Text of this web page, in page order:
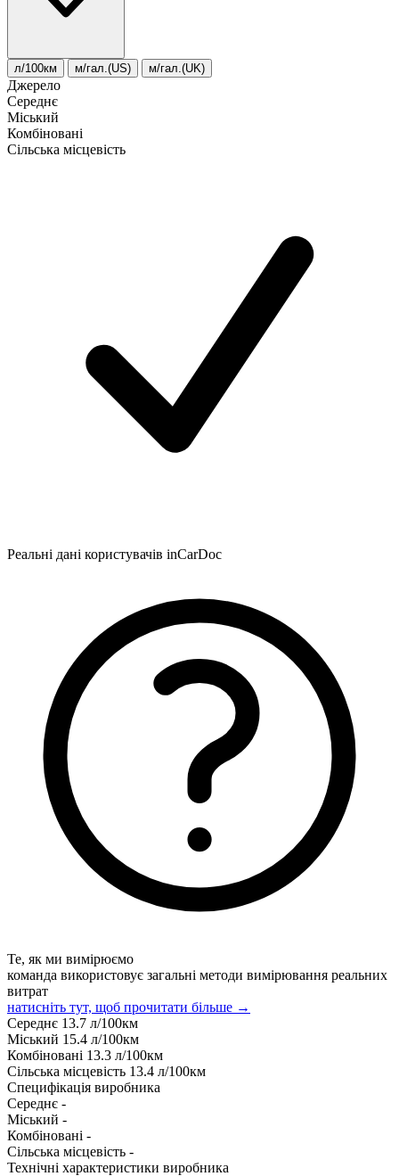
л/100км м/гал.(US) м/гал.(UK)
Джерело
Середнє
Міський
Комбіновані
Сільська місцевість
Реальні дані користувачів inCarDoc
Те, як ми вимірюємо
команда використовує загальні методи вимірювання реальних
витрат
натисніть тут, щоб прочитати більше →
Середнє 13.7 л/100км
Міський 15.4 л/100км
Комбіновані 13.3 л/100км
Сільська місцевість 13.4 л/100км
Специфікація виробника
Середнє -
Міський -
Комбіновані -
Сільська місцевість -
Технічні характеристики виробника